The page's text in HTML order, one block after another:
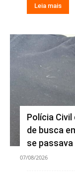
Leia mais
Polícia
de busca
se passava
07/08/2026